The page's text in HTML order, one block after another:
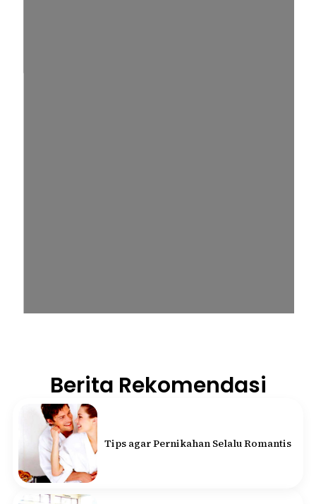
Berita Rekomendasi
Tips agar Pernikahan Selalu Romantis